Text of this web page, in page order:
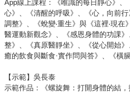
App線上課程：《唯識的每日靜心》、
心》、《清醒的呼吸》、《心，向前
調整》、《蛻變‧重生》與《這裡‧現
醫運動新觀念》、《感恩身體的功課
整》、《真原醫靜坐》、《從心開始
癒的飲食與斷食·實作問與答》、《橫
【示範】吳長泰
示範作品：《螺旋舞：打開身體的結，